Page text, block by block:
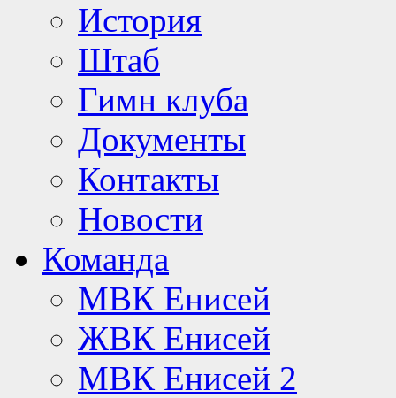
История
Штаб
Гимн клуба
Документы
Контакты
Новости
Команда
МВК Енисей
ЖВК Енисей
МВК Енисей 2